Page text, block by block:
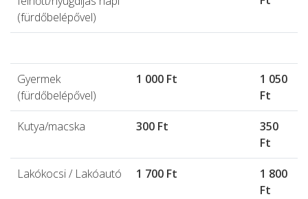
(fürdőbelépővel)
Gyermek
(fürdőbelépővel)
1 000 Ft
1 050
Ft
Kutya/macska 300 Ft
350
Ft
Lakókocsi / Lakóautó 1 700 Ft
1 800
Ft